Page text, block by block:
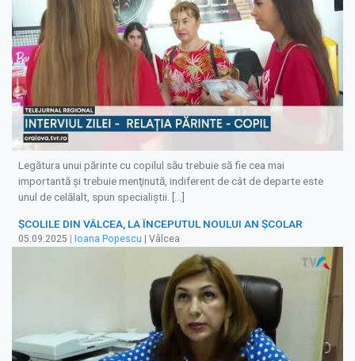
Legătura unui părinte cu copilul său trebuie să fie cea mai
importantă şi trebuie menţinută, indiferent de cât de departe este
unul de celălalt, spun specialiştii. […]
ȘCOLILE DIN VÂLCEA, LA ÎNCEPUTUL NOULUI AN ȘCOLAR
05.09.2025 Ioana Popescu | Vâlcea